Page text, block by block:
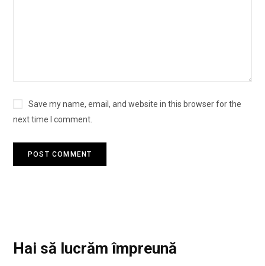
Save my name, email, and website in this browser for the
next time I comment.
Hai să lucrăm împreună